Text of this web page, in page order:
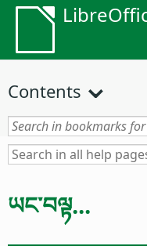
Contents
ཡང་བལྟ...